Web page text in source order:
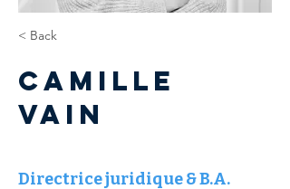
< Back
Camille
VAIN
Directrice juridique & B.A.